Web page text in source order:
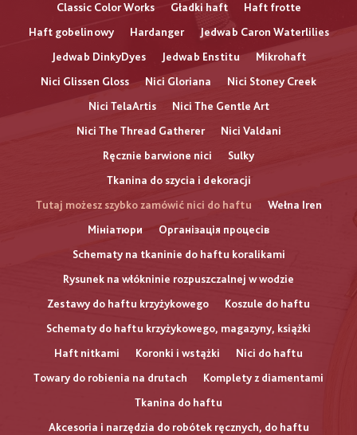
Classic Color Works Gładki haft
Haft frotte
Haft gobelinowy
Hardanger
Jedwab Caron Waterlilies
Jedwab DinkyDyes
Jedwab Enstitu
Mikrohaft
Nici Glissen Gloss
Nici Gloriana
Nici Stoney Creek
Nici TelaArtis
Nici The Gentle Art
Nici The Thread Gatherer
Nici Valdani
Ręcznie barwione nici
Sulky
Tkanina do szycia i dekoracji
Tutaj możesz szybko zamówić nici do haftu
Wełna Iren
Мініатюри
Організація процесів
Schematy na tkaninie do haftu koralikami
Rysunek na włókninie rozpuszczalnej w wodzie
Zestawy do haftu krzyżykowego
Koszule do haftu
Schematy do haftu krzyżykowego, magazyny, książki
Haft nitkami
Koronki i wstążki
Nici do haftu
Towary do robienia na drutach
Komplety z diamentami
Tkanina do haftu
Akcesoria i narzędzia do robótek ręcznych, do haftu